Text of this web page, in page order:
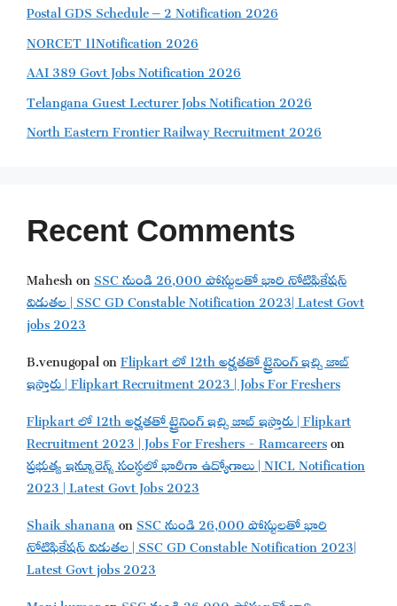
Postal GDS Schedule – 2 Notification 2026
NORCET 11Notification 2026
AAI 389 Govt Jobs Notification 2026
Telangana Guest Lecturer Jobs Notification 2026
North Eastern Frontier Railway Recruitment 2026
Recent Comments
MaheshonSSC నుండి 26,000 పోస్టులతో భారి నోటిఫికేషన్
విడుతల | SSC GD Constable Notification 2023| Latest Govt
jobs 2023
B.venugopalonFlipkart లో 12th అర్హతతో ట్రైనింగ్ ఇచ్చి జాబ్
ఇస్తారు | Flipkart Recruitment 2023 | Jobs For Freshers
Flipkart లో 12th అర్హతతో ట్రైనింగ్ ఇచ్చి జాబ్ ఇస్తారు | Flipkart
Recruitment 2023 | Jobs For Freshers - Ramcareerson
ప్రభుత్వ ఇన్సూరెన్స్ సంస్థలో భారీగా ఉద్యోగాలు | NICL Notification
2023 | Latest Govt Jobs 2023
Shaik shananaonSSC నుండి 26,000 పోస్టులతో భారి
నోటిఫికేషన్ విడుతల | SSC GD Constable Notification 2023|
Latest Govt jobs 2023